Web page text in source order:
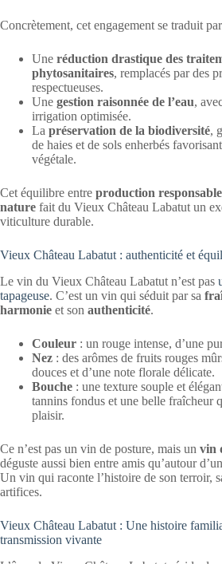
Concrètement, cet engagement se traduit
Une réduction drastique des
phytosanitaires, remplacés par des
respectueuses.
Une gestion raisonnée de l’eau,
irrigation optimisée.
La préservation de la biodiversité,
de haies et de sols enherbés
végétale.
Cet équilibre entre production responsable
nature fait du Vieux Château Labatut un
viticulture durable.
Vieux Château Labatut : authenticité et
Le vin du Vieux Château Labatut n’est pas
tapageuse. C’est un vin qui séduit par sa
harmonie et son authenticité.
Couleur : un rouge intense, d’une
Nez : des arômes de fruits rouges
douces et d’une note florale délicate.
Bouche : une texture souple et
tannins fondus et une belle fraîcheur
plaisir.
Ce n’est pas un vin de posture, mais un vin
déguste aussi bien entre amis qu’autour
Un vin qui raconte l’histoire de son terroir,
artifices.
Vieux Château Labatut : Une histoire
transmission vivante